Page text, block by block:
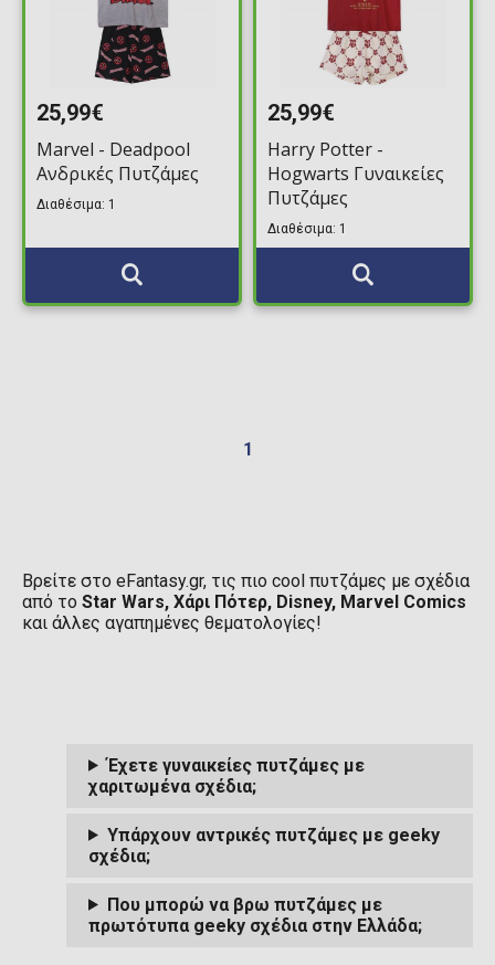
25,99€
Marvel - Deadpool
Ανδρικές Πυτζάμες
Διαθέσιμα: 1
25,99€
Harry Potter -
Hogwarts Γυναικείες
Πυτζάμες
Διαθέσιμα: 1
1
Βρείτε στο eFantasy.gr, τις πιο cool πυτζάμες με σχέδια
από το Star Wars, Χάρι Πότερ, Disney, Marvel Comics
και άλλες αγαπημένες θεματολογίες!
Έχετε γυναικείες πυτζάμες με
χαριτωμένα σχέδια;
Υπάρχουν αντρικές πυτζάμες με geeky
σχέδια;
Που μπορώ να βρω πυτζάμες με
πρωτότυπα geeky σχέδια στην Ελλάδα;